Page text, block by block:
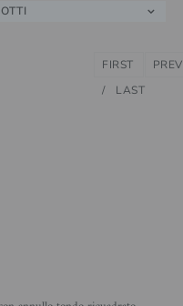
FIRST PREV
LAST